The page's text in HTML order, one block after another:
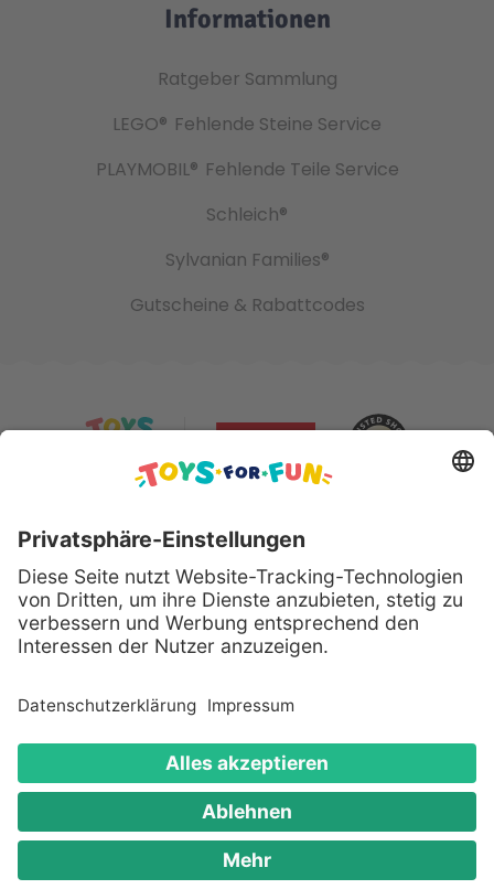
Informationen
Ratgeber Sammlung
LEGO® Fehlende Steine Service
PLAYMOBIL® Fehlende Teile Service
Schleich®
Sylvanian Families®
Gutscheine & Rabattcodes
Sicher bezahlen mit:
Alle genannten Produkte und Logos sind eingetragene
Warenzeichen der jeweiligen Hersteller.
Copyright © 2008 - 2026 Toys for Fun GmbH - Alle
Rechte vorbehalten